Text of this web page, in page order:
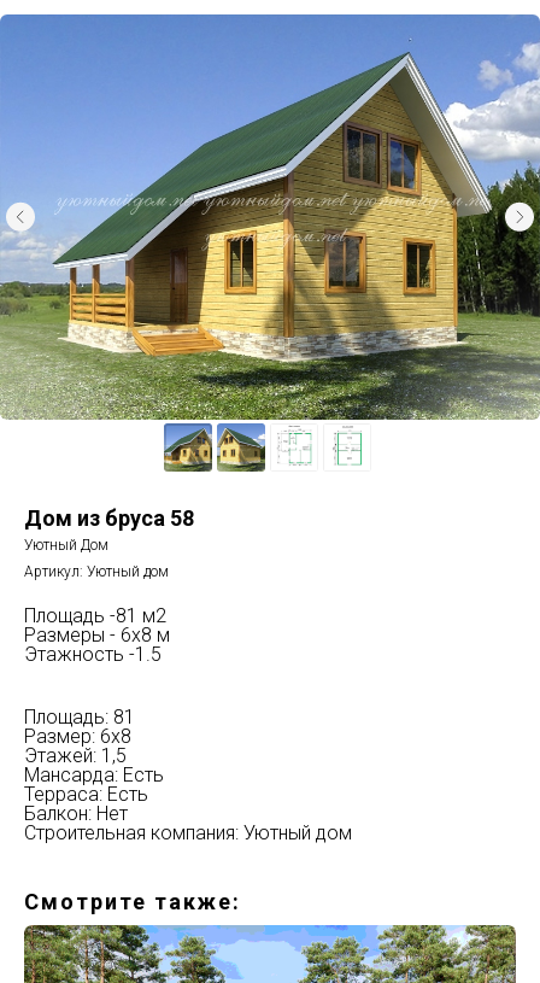
Дом из бруса 58
Уютный Дом
Артикул: Уютный дом
Площадь -81 м2
Размеры - 6х8 м
Этажность -1.5
Площадь: 81
Размер: 6х8
Этажей: 1,5
Мансарда: Есть
Терраса: Есть
Балкон: Нет
Строительная компания: Уютный дом
Смотрите также: